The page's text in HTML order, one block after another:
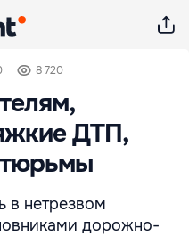
8 720
ДТП,
тюрьмы
в нетрезвом
дорожно-